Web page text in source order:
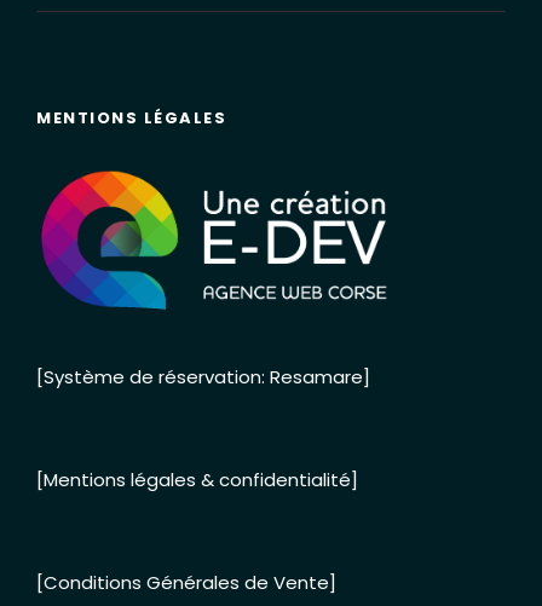
MENTIONS LÉGALES
[Système de réservation: Resamare]
[Mentions légales & confidentialité]
[Conditions Générales de Vente]